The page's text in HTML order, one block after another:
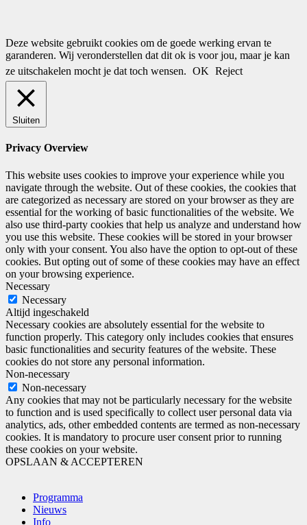
Deze website gebruikt cookies om de goede werking ervan te
garanderen. Wij veronderstellen dat dit ok is voor jou, maar je kan
ze uitschakelen mocht je dat toch wensen. OK Reject
Sluiten
Privacy Overview
This website uses cookies to improve your experience while you
navigate through the website. Out of these cookies, the cookies that
are categorized as necessary are stored on your browser as they are
essential for the working of basic functionalities of the website. We
also use third-party cookies that help us analyze and understand how
you use this website. These cookies will be stored in your browser
only with your consent. You also have the option to opt-out of these
cookies. But opting out of some of these cookies may have an effect
on your browsing experience.
Necessary
Necessary
Altijd ingeschakeld
Necessary cookies are absolutely essential for the website to
function properly. This category only includes cookies that ensures
basic functionalities and security features of the website. These
cookies do not store any personal information.
Non-necessary
Non-necessary
Any cookies that may not be particularly necessary for the website
to function and is used specifically to collect user personal data via
analytics, ads, other embedded contents are termed as non-necessary
cookies. It is mandatory to procure user consent prior to running
these cookies on your website.
OPSLAAN & ACCEPTEREN
Programma
Nieuws
Info